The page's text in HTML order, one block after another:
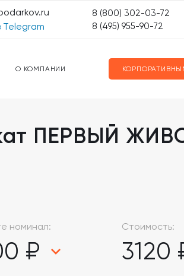
О КОМПАНИИ
8 (800) 302-03-72
8 (495) 955-90-72
КАРТЫ
ПЕРВЫЙ
номинал:
₽
Стоимость:
3120